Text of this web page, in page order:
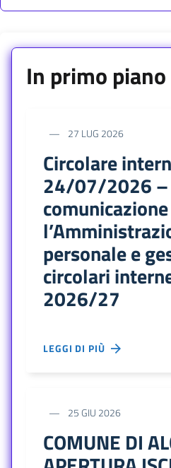
In primo piano
27 LUG 2026
Circolare
24/07/2026 –
personale e
circolari
2026/27
LEGGI DI PIÙ
25 GIU 2026
COMUNE DI